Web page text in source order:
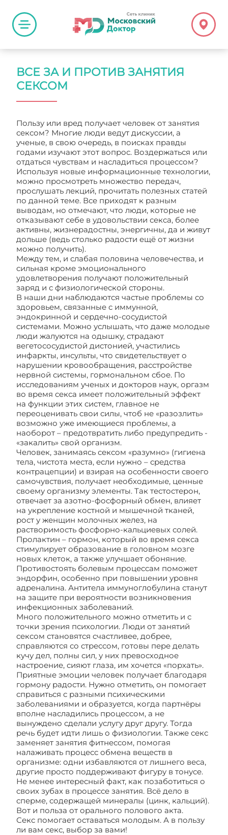
ВСЕ ЗА И ПРОТИВ ЗАНЯТИЯ
СЕКСОМ
Пользу или вред получает человек от занятия
сексом? Многие люди ведут дискуссии, а
ученые, в свою очередь, в поисках правды
годами изучают этот вопрос. Воздержаться или
отдаться чувствам и насладиться процессом?
Используя новые информационные технологии,
можно просмотреть множество передач,
прослушать лекций, прочитать полезных статей
по данной теме. Все приходят к разным
выводам, но отмечают, что люди, которые не
отказывают себе в удовольствии секса, более
активны, жизнерадостны, энергичны, да и живут
дольше (ведь столько радости ещё от жизни
можно получить).
Между тем, и слабая половина человечества, и
сильная кроме эмоционального
удовлетворения получают положительный
заряд и с физиологической стороны.
В наши дни наблюдаются частые проблемы со
здоровьем, связанные с иммунной,
эндокринной и сердечно-сосудистой
системами. Можно услышать, что даже молодые
люди жалуются на одышку, страдают
вегетососудистой дистонией, участились
инфаркты, инсульты, что свидетельствует о
нарушении кровообращения, расстройстве
нервной системы, гормональном сбое. По
исследованиям ученых и докторов наук, оргазм
во время секса имеет положительный эффект
на функции этих систем, главное не
переоценивать свои силы, чтоб не «разозлить»
возможно уже имеющиеся проблемы, а
наоборот – предотвратить либо предупредить -
«закалить» свой организм.
Человек, занимаясь сексом «разумно» (гигиена
тела, чистота места, если нужно – средства
контрацепции) и взирая на особенности своего
самочувствия, получает необходимые, ценные
своему организму элементы. Так тестостерон,
отвечает за азотно-фосфорный обмен, влияет
на укрепление костной и мышечной тканей,
рост у женщин молочных желез, на
растворимость фосфорно-кальциевых солей.
Пролактин – гормон, который во время секса
стимулирует образование в головном мозге
новых клеток, а также улучшает обоняние.
Противостоять болевым процессам поможет
эндорфин, особенно при повышении уровня
адреналина. Антитела иммуноглобулина станут
на защите при вероятности возникновения
инфекционных заболеваний.
Много положительного можно отметить и с
точки зрения психологии. Люди от занятий
сексом становятся счастливее, добрее,
справляются со стрессом, готовы пере делать
кучу дел, полны сил, у них превосходное
настроение, сияют глаза, им хочется «порхать».
Приятные эмоции человек получает благодаря
гормону радости. Нужно отметить, он помогает
справиться с разными психическими
заболеваниями и образуется, когда партнёры
вполне насладились процессом, а не
вынуждено сделали услугу друг другу. Тогда
речь будет идти лишь о физиологии. Также секс
заменяет занятия фитнессом, помогая
налаживать процесс обмена веществ в
организме: одни избавляются от лишнего веса,
другие просто поддерживают фигуру в тонусе.
Не менее интересный факт, как позаботиться о
своих зубах в процессе занятия. Всё дело в
сперме, содержащей минералы (цинк, кальций).
Вот и польза от орального полового акта.
Секс помогает оставаться молодым. А в пользу
ли вам секс, выбор за вами!